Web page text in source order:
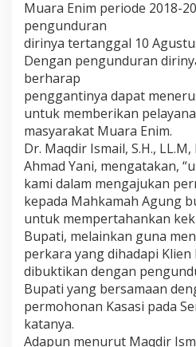
Muara Enim periode 2018-
pengunduran
dirinya tertanggal 10
Dengan pengunduran
berharap
penggantinya dapat
untuk memberikan
masyarakat Muara Enim.
Dr. Maqdir Ismail, S.H.,
Ahmad Yani, mengatakan,
kami dalam mengajukan
kepada Mahkamah Agung
untuk mempertahankan
Bupati, melainkan guna
perkara yang dihadapi Klien
dibuktikan dengan
Bupati yang bersamaan
permohonan Kasasi pada
katanya.
Adapun menurut Maqdir